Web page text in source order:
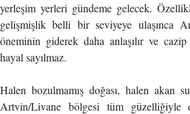
yerleşim yerleri gündeme gelecek.
gelişmişlik belli bir seviyeye ulaşınca
öneminin giderek daha anlaşılır ve cazip
hayal sayılmaz.
Halen bozulmamış doğası, halen akan
Artvin/Livane bölgesi tüm güzelliğiyle